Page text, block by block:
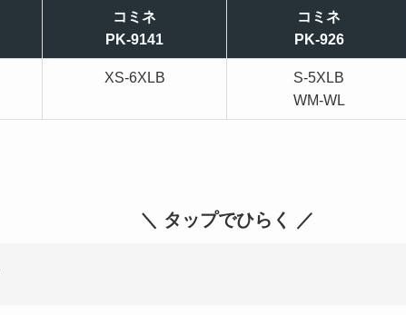
コミネ
PK-9141
コミネ
PK-926
XS-6XLB
S-5XLB
WM-WL
＼ タップでひらく ／